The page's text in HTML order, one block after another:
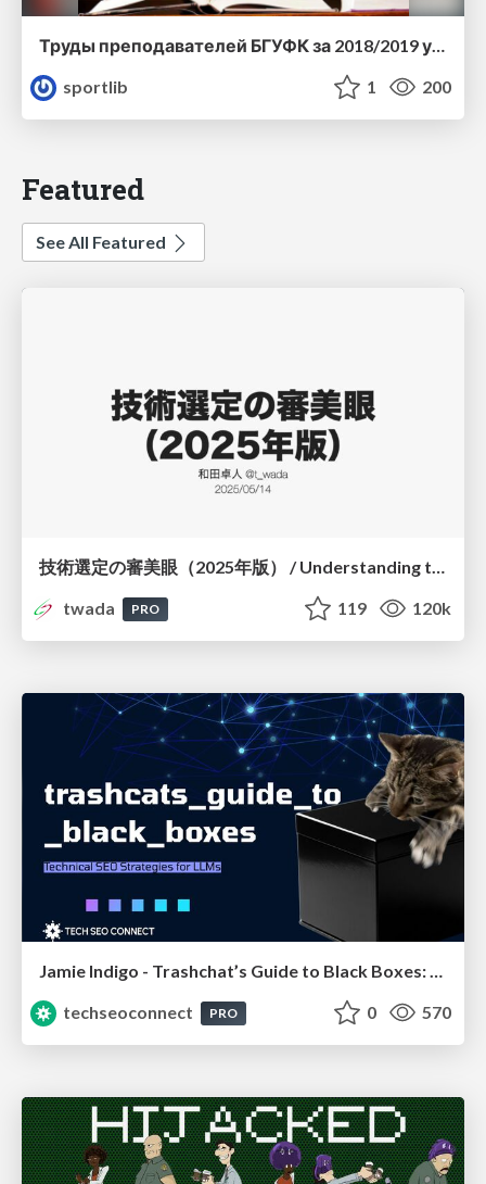
Труды преподавателей БГУФК за 2018/2019 учебный год
sportlib
1 200
Featured
See All Featured
twada
PRO 119 120k
Jamie Indigo - Trashchat’s Guide to Black Boxes: Technical SEO Tactics for LLMs
techseoconnect
PRO 0 570